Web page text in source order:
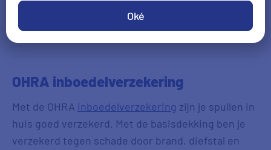
Oké
Vergelijk alle woonverzekeringen
OHRA inboedelverzekering
Met de OHRA inboedelverzekering zijn je spullen in
huis goed verzekerd. Met de basisdekking ben je
verzekerd tegen schade door brand, diefstal en